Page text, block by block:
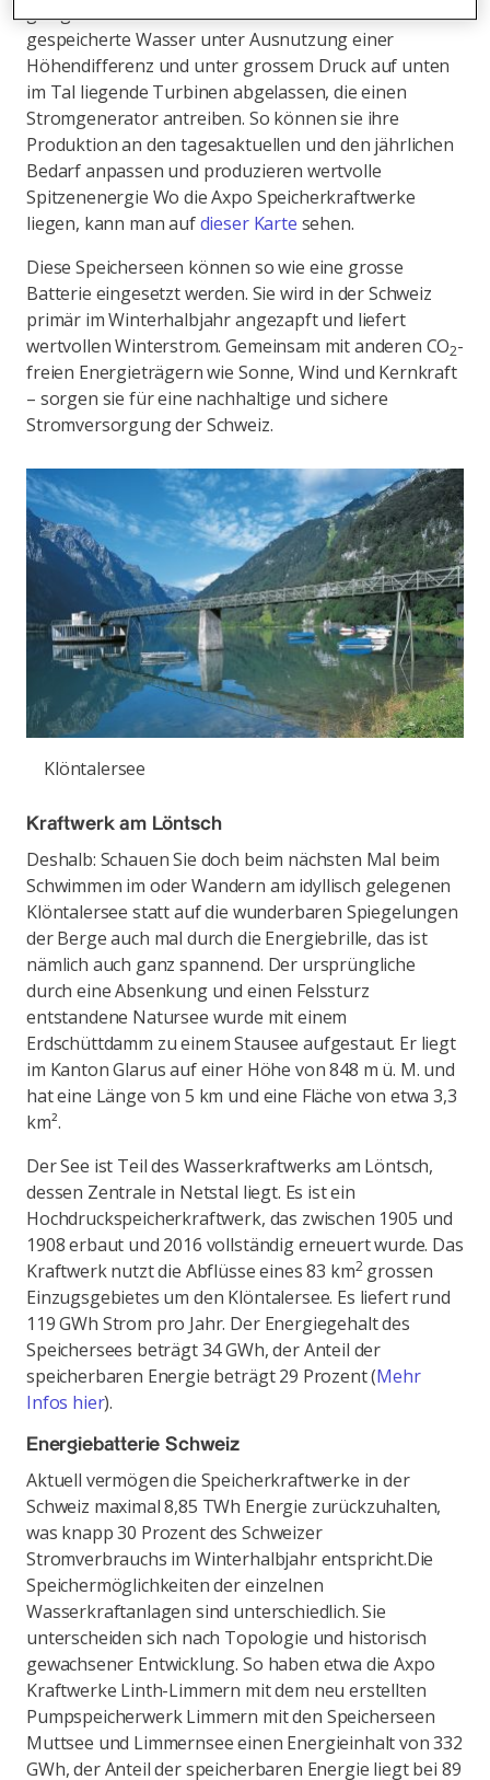
gelegenen Stauseen zurück. Bei Bedarf wird das
gespeicherte Wasser unter Ausnutzung einer
Höhendifferenz und unter grossem Druck auf unten
im Tal liegende Turbinen abgelassen, die einen
Stromgenerator antreiben. So können sie ihre
Produktion an den tagesaktuellen und den jährlichen
Bedarf anpassen und produzieren wertvolle
Spitzenenergie Wo die Axpo Speicherkraftwerke
liegen, kann man aufdieser Karte sehen.
Diese Speicherseen können so wie eine grosse
Batterie eingesetzt werden. Sie wird in der Schweiz
primär im Winterhalbjahr angezapft und liefert
wertvollen Winterstrom. Gemeinsam mit anderen CO2-
freien Energieträgern wie Sonne, Wind und Kernkraft
– sorgen sie für eine nachhaltige und sichere
Stromversorgung der Schweiz.
Klöntalersee
Kraftwerk am Löntsch
Deshalb: Schauen Sie doch beim nächsten Mal beim
Schwimmen im oder Wandern am idyllisch gelegenen
Klöntalersee statt auf die wunderbaren Spiegelungen
der Berge auch mal durch die Energiebrille, das ist
nämlich auch ganz spannend. Der ursprüngliche
durch eine Absenkung und einen Felssturz
entstandene Natursee wurde mit einem
Erdschüttdamm zu einem Stausee aufgestaut. Er liegt
im Kanton Glarus auf einer Höhe von 848 m ü. M. und
hat eine Länge von 5 km und eine Fläche von etwa 3,3
km².
Der See ist Teil des Wasserkraftwerks am Löntsch,
dessen Zentrale in Netstal liegt. Es ist ein
Hochdruckspeicherkraftwerk, das zwischen 1905 und
1908 erbaut und 2016 vollständig erneuert wurde. Das
Kraftwerk nutzt die Abflüsse eines 83 km2grossen
Einzugsgebietes um den Klöntalersee. Es liefert rund
119 GWh Strom pro Jahr. Der Energiegehalt des
Speichersees beträgt 34 GWh, der Anteil der
speicherbaren Energie beträgt 29 Prozent (Mehr
Infos hier).
Energiebatterie Schweiz
Aktuell vermögen die Speicherkraftwerke in der
Schweiz maximal 8,85 TWh Energie zurückzuhalten,
was knapp 30 Prozent des Schweizer
Stromverbrauchs im Winterhalbjahr entspricht.Die
Speichermöglichkeiten der einzelnen
Wasserkraftanlagen sind unterschiedlich. Sie
unterscheiden sich nach Topologie und historisch
gewachsener Entwicklung. So haben etwa die Axpo
Kraftwerke Linth-Limmern mit dem neu erstellten
Pumpspeicherwerk Limmern mit den Speicherseen
Muttsee und Limmernsee einen Energieinhalt von 332
GWh, der Anteil der speicherbaren Energie liegt bei 89